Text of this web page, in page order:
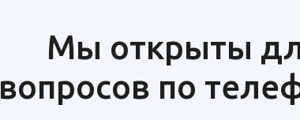
Мы открыты
вопросов по